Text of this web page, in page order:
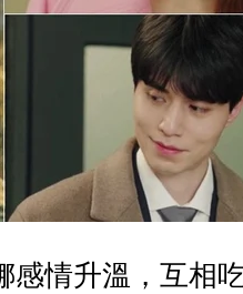
情升溫，互相